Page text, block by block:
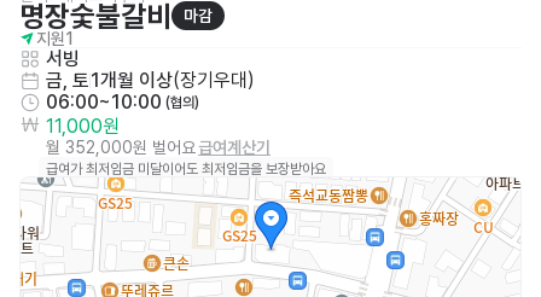
명장숯불갈비
마감
지원1
서빙
금, 토1개월 이상(장기우대 )
06:00~10:00 (협의)
11,000원
월 352,000원 벌어요급여계산기
급여가 최저임금 미달이어도 최저임금을 보장받아요